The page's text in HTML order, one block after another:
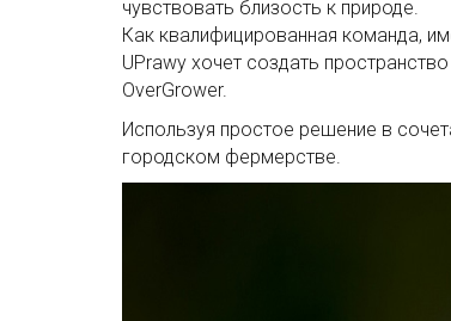
чувствовать близость к природе.
Как квалифицированная команда,
UPrawy хочет создать
OverGrower.
Используя простое решение в
городском фермерстве.